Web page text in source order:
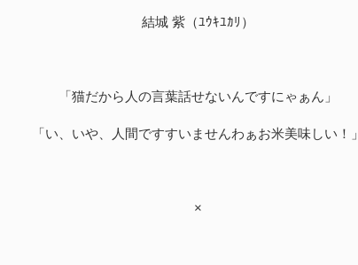
結城 紫（ﾕｳｷﾕｶﾘ）
「猫だから人の言葉話せないんですにゃぁん」
「い、いや、人間ですすいませんわぁお米美味しい！」
×